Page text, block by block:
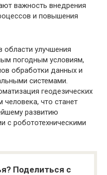
важность внедрения
и повышения
области улучшения
погодным условиям,
обработки данных и
системами.
геодезических
что станет
развитию
с робототехническими
Поделиться с